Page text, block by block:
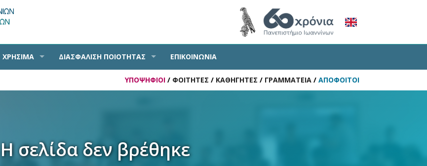
ΧΡΗΣΙΜΑ ΔΙΑΣΦΑΛΙΣΗ ΠΟΙΟΤΗΤΑΣ ΕΠΙΚΟΙΝΩΝΙΑ
ΥΠΟΨΗΦΙΟΙ / ΦΟΙΤΗΤΕΣ / ΚΑΘΗΓΗΤΕΣ / ΓΡΑΜΜΑΤΕΙΑ / ΑΠΟΦΟΙΤΟΙ
Η σελίδα δεν βρέθηκε